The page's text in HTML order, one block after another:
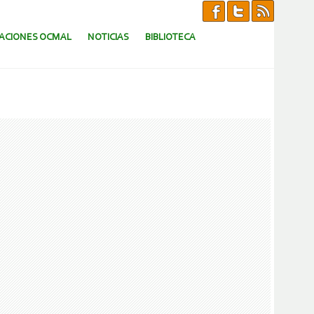
OCMAL NOTICIAS BIBLIOTECA